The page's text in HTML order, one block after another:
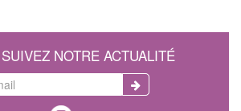
SUIVEZ NOTRE ACTUALITÉ